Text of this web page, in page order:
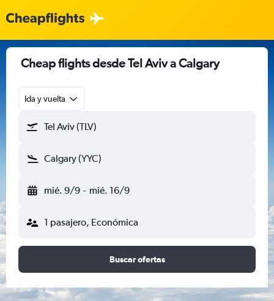
Cheap flights desde Tel Aviv a Calgary
Ida y vuelta
Tel Aviv (TLV)
Calgary (YYC)
mié. 9/9 - mié. 16/9
1 pasajero, Económica
Buscar ofertas